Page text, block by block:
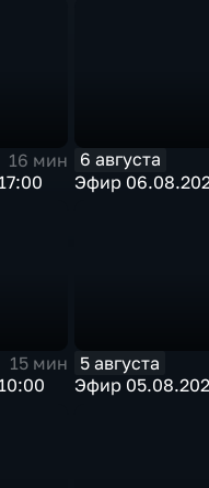
16 мин
6 августа
Эфир
15 мин
5 августа
Эфир